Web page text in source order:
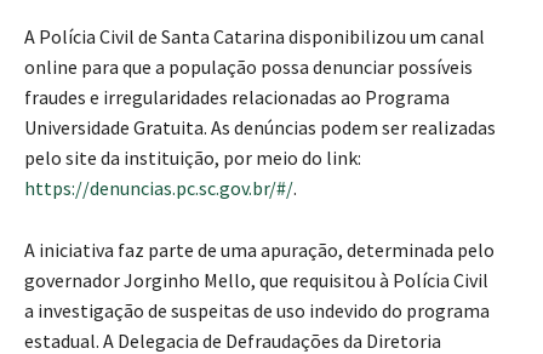
A Polícia Civil de Santa Catarina disponibilizou um canal
online para que a população possa denunciar possíveis
fraudes e irregularidades relacionadas ao Programa
Universidade Gratuita. As denúncias podem ser realizadas
pelo site da instituição, por meio do link:
https://denuncias.pc.sc.gov.br/#/.
A iniciativa faz parte de uma apuração, determinada pelo
governador Jorginho Mello, que requisitou à Polícia Civil
a investigação de suspeitas de uso indevido do programa
estadual. A Delegacia de Defraudações da Diretoria